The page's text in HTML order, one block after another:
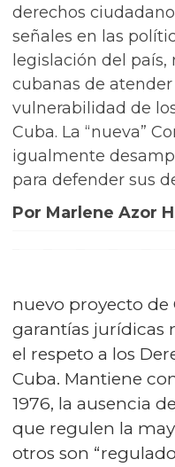
derechos
señales en las
legislación del
cubanas de
vulnerabilidad de
Cuba. La “nueva”
igualmente
para defender sus
Por Marlene Azor
nuevo proyecto de
garantías jurídicas
el respeto a los
Cuba. Mantiene
1976, la ausencia
que regulen la
otros son